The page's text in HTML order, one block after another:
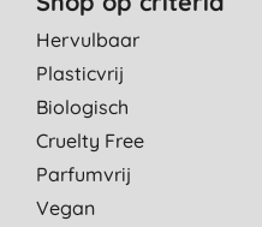
Hervulbaar
Plasticvrij
Biologisch
Cruelty Free
Parfumvrij
Vegan